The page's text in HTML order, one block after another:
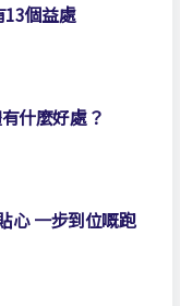
個益處
什麼好處？
心 一步到位嘅跑